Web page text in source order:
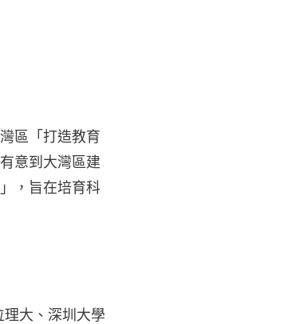
區「打造教育
意到大灣區建
，旨在培育科
大、深圳大學